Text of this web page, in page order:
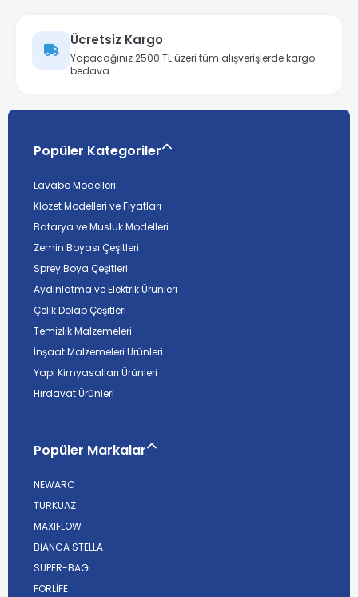
Ücretsiz Kargo
Yapacağınız 2500 TL üzeri tüm alışverişlerde kargo
bedava.
Popüler Kategoriler
Lavabo Modelleri
Klozet Modelleri ve Fiyatları
Batarya ve Musluk Modelleri
Zemin Boyası Çeşitleri
Sprey Boya Çeşitleri
Aydınlatma ve Elektrik Ürünleri
Çelik Dolap Çeşitleri
Temizlik Malzemeleri
İnşaat Malzemeleri Ürünleri
Yapı Kimyasalları Ürünleri
Hırdavat Ürünleri
Popüler Markalar
NEWARC
TURKUAZ
MAXIFLOW
BİANCA STELLA
SUPER-BAG
FORLİFE